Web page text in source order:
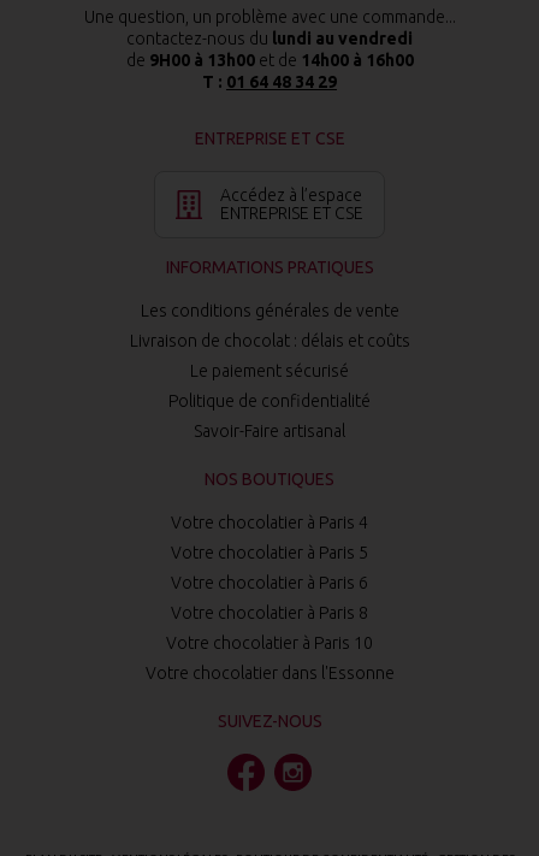
Une question, un problème avec une commande...
contactez-nous du lundi au vendredi
de 9H00 à 13h00et de 14h00 à 16h00
T : 01 64 48 34 29
ENTREPRISE ET CSE
Accédez à l’espace
ENTREPRISE ET CSE
INFORMATIONS PRATIQUES
Les conditions générales de vente
Livraison de chocolat : délais et coûts
Le paiement sécurisé
Politique de confidentialité
Savoir-Faire artisanal
NOS BOUTIQUES
Votre chocolatier à Paris 4
Votre chocolatier à Paris 5
Votre chocolatier à Paris 6
Votre chocolatier à Paris 8
Votre chocolatier à Paris 10
Votre chocolatier dans l'Essonne
SUIVEZ-NOUS